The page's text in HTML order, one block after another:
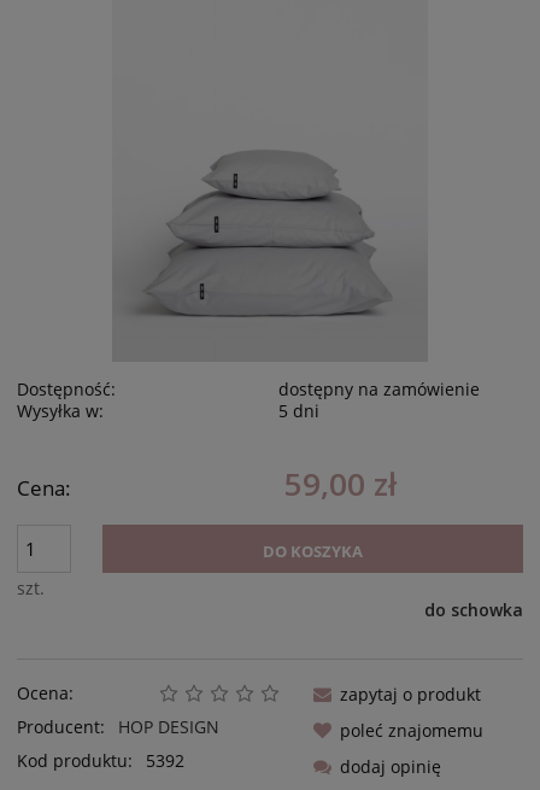
Dostępność:
dostępny na zamówienie
Wysyłka w:
5 dni
Cena: 59,00 zł
szt.
DO KOSZYKA
do schowka
Ocena:
Producent:
HOP DESIGN
Kod produktu:
5392
zapytaj o produkt
poleć znajomemu
dodaj opinię